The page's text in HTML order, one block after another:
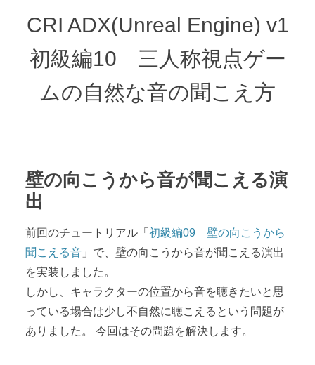
CRI ADX(Unreal Engine) v1
初級編10 三人称視点ゲー
ムの自然な音の聞こえ方
壁の向こうから音が聞こえる演
出
前回のチュートリアル「 初級編09 壁の向こうから
聞こえる音 」で、壁の向こうから音が聞こえる演出
を実装しました。
しかし、キャラクターの位置から音を聴きたいと思
っている場合は少し不自然に聴こえるという問題が
ありました。 今回はその問題を解決します。